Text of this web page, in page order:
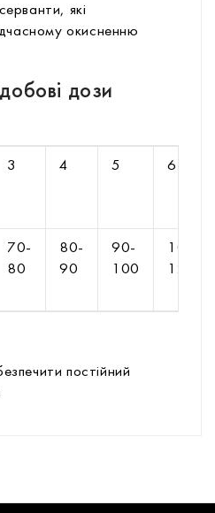
які
окисненню
дози
3 4 5 6
70-
80
80-
90
90-
100
100-
120
постійний